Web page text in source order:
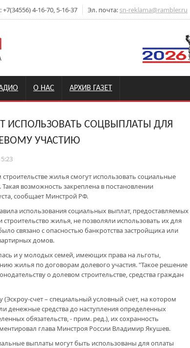
4-16-70, 5-16-37 Эл. почта: sn-reklama@rambler.ru
О НАС АРХИВ ГАЗЕТ
ИСПОЛЬЗОВАТЬ СОЦВЫПЛАТЫ ДЛЯ
УЧАСТИЮ
жилья смогут использовать социальные
возможность закреплена в постановлении
сообщает Минстрой РФ.
использования социальных выплат, предоставляемых
жилья, не позволяли использовать их для
связано с опасностью банкротства застройщика или
домов.
и у молодых семей, имеющих права на льготы,
жилья по договорам долевого участия. "Такое решение
о долевом строительстве, средства граждан
(Эскроу-счет – специальный условный счет, на котором
денежные средства до наступления определенных
обязательств, - прим. ред.), их сохранность
глава Минстроя России Владимир Якушев.
выплаты могут быть использованы для оплаты